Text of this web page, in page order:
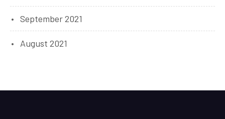
September 2021
August 2021